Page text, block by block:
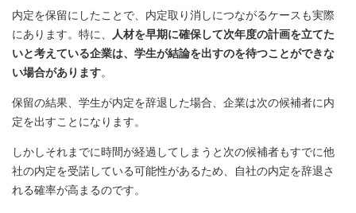
内定を保留にしたことで、内定取り消しにつながるケースも実際
にあります。特に、
人材を早期に確保して次年度の計画を立てた
いと考えている企業は、学生が結論を出すのを待つことができな
い場合があります。
保留の結果、学生が内定を辞退した場合、企業は次の候補者に内
定を出すことになります。
しかしそれまでに時間が経過してしまうと次の候補者もすでに他
社の内定を受諾している可能性があるため、自社の内定を辞退さ
れる確率が高まるのです。